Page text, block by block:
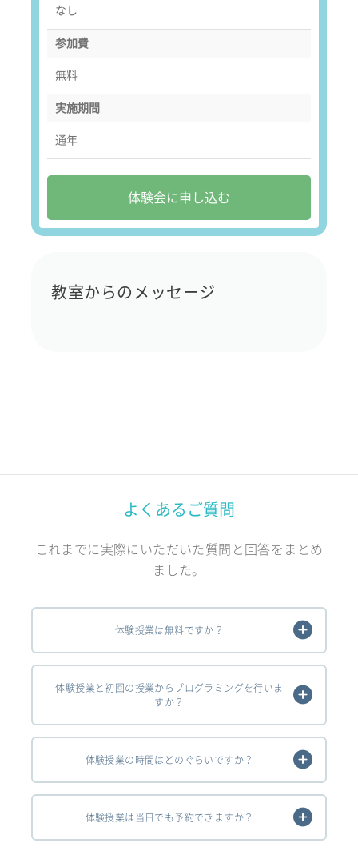
なし
参加費
無料
実施期間
通年
体験会に申し込む
教室からのメッセージ
よくあるご質問
これまでに実際にいただいた質問と回答をまとめ
ました。
体験授業は無料ですか？
体験授業と初回の授業からプログラミングを行いま
すか？
体験授業の時間はどのぐらいですか？
体験授業は当日でも予約できますか？